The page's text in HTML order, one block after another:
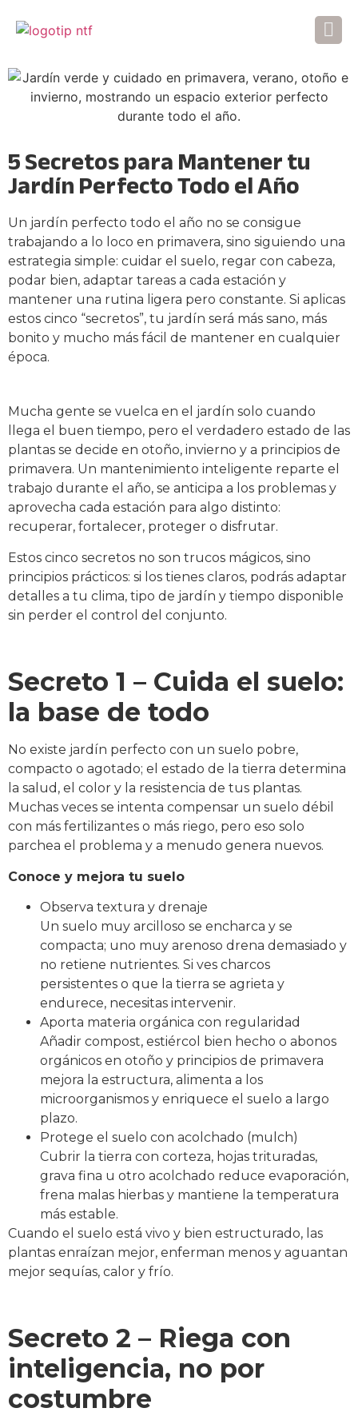
5 Secretos para Mantener tu
Jardín Perfecto Todo el Año
Un jardín perfecto todo el año no se consigue
trabajando a lo loco en primavera, sino siguiendo una
estrategia simple: cuidar el suelo, regar con cabeza,
podar bien, adaptar tareas a cada estación y
mantener una rutina ligera pero constante. Si aplicas
estos cinco “secretos”, tu jardín será más sano, más
bonito y mucho más fácil de mantener en cualquier
época.
Mucha gente se vuelca en el jardín solo cuando
llega el buen tiempo, pero el verdadero estado de las
plantas se decide en otoño, invierno y a principios de
primavera. Un mantenimiento inteligente reparte el
trabajo durante el año, se anticipa a los problemas y
aprovecha cada estación para algo distinto:
recuperar, fortalecer, proteger o disfrutar.
Estos cinco secretos no son trucos mágicos, sino
principios prácticos: si los tienes claros, podrás adaptar
detalles a tu clima, tipo de jardín y tiempo disponible
sin perder el control del conjunto.
Secreto 1 – Cuida el suelo:
la base de todo
No existe jardín perfecto con un suelo pobre,
compacto o agotado; el estado de la tierra determina
la salud, el color y la resistencia de tus plantas.
Muchas veces se intenta compensar un suelo débil
con más fertilizantes o más riego, pero eso solo
parchea el problema y a menudo genera nuevos.
Conoce y mejora tu suelo
Observa textura y drenaje
Un suelo muy arcilloso se encharca y se
compacta; uno muy arenoso drena demasiado y
no retiene nutrientes. Si ves charcos
persistentes o que la tierra se agrieta y
endurece, necesitas intervenir.
Aporta materia orgánica con regularidad
Añadir compost, estiércol bien hecho o abonos
orgánicos en otoño y principios de primavera
mejora la estructura, alimenta a los
microorganismos y enriquece el suelo a largo
plazo.
Protege el suelo con acolchado (mulch)
Cubrir la tierra con corteza, hojas trituradas,
grava fina u otro acolchado reduce evaporación,
frena malas hierbas y mantiene la temperatura
más estable.
Cuando el suelo está vivo y bien estructurado, las
plantas enraízan mejor, enferman menos y aguantan
mejor sequías, calor y frío.
Secreto 2 – Riega con
inteligencia, no por
costumbre